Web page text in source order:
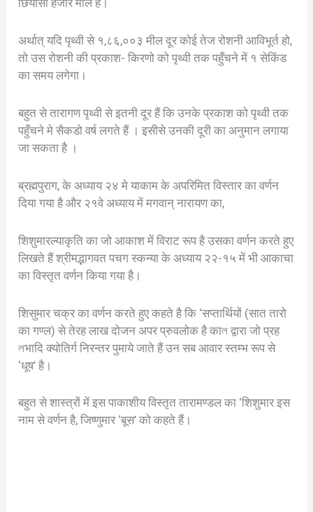
छियासी हजार मील है।
अर्थात् यदि पृथ्वी से १,८६,००३ मील दूर कोई तेज रोशनी आविभूर्त हो,
तो उस रोशनी की प्रकाश- किरणो को पृथ्वी तक पहुँचने में १ सेकिंड
का समय लगेगा।
बहुत से तारागण पृथ्वी से इतनी दूर हैं कि उनके प्रकाश को पृथ्वी तक
पहुँचने मे सैकडो वर्ष लगते हैं । इसीसे उनकी दूरी का अनुमान लगाया
जा सकता है ।
ब्रह्मपुराग, के अध्याय २४ मे याकाम के अपरिमित विस्तार का वर्णन
दिया गया है और २१वे अध्याय में मगवान् नारायण का,
शिशुमारल्याकृति का जो आकाश में विराट रूप है उसका वर्णन करते हुए
लिखते हैं श्रीमद्भागवत पचग स्कन्या के अध्याय २२-१५ में भी आकाचा
का विस्तृत वर्णन किया गया है।
शिसुमार चक्र का वर्णन करते हुए कहते है कि ‘सप्तार्थियों (सात तारो
का गण्ल) से तेरह लाख दोजन अपर प्रुवलोक है काল द्वारा जो प्रह
লभादि क्योतिर्ग निरन्तर पुमाये जाते हैं उन सब आवार स्तम्भ रूप से
‘धूष’ है।
बहुत से शास्त्रों में इस पाकाशीय विस्तृत तारामण्डल का ‘शिशुमार इस
नाम से वर्णन है, जिष्णुमार ‘बूस’ को कहते हैं।